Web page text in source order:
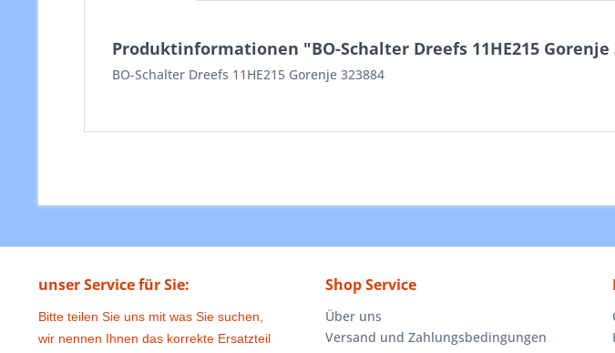
Produktinformationen "BO-Schalter Dreefs 11HE215 Gorenje
BO-Schalter Dreefs 11HE215 Gorenje 323884
unser Service für Sie:
Bitte teilen Sie uns mit was Sie suchen,
wir nennen Ihnen das korrekte Ersatzteil
Shop Service
Über uns
Versand und Zahlungsbedingungen